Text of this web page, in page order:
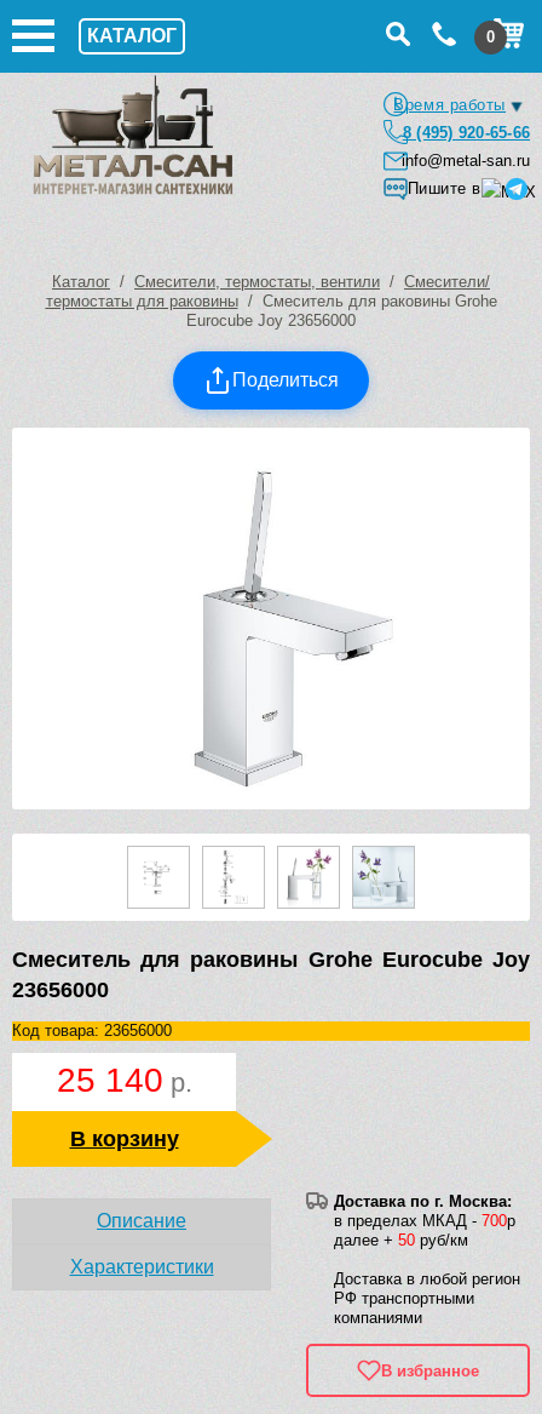
КАТАЛОГ 0
Время работы
8 (495) 920-65-66
info@metal-san.ru
Пишите в
Каталог / Смесители, термостаты, вентили / Смесители/
термостаты для раковины/ Смеситель для раковины Grohe
Eurocube Joy 23656000
Поделиться
Смеситель для раковины Grohe Eurocube Joy
23656000
Код товара: 23656000
25 140 р.
В корзину
Доставка по г. Москва:
в пределах МКАД - 700р
далее + 50 руб/км
Доставка в любой регион
РФ транспортными
компаниями
В избранное
Описание
Характеристики